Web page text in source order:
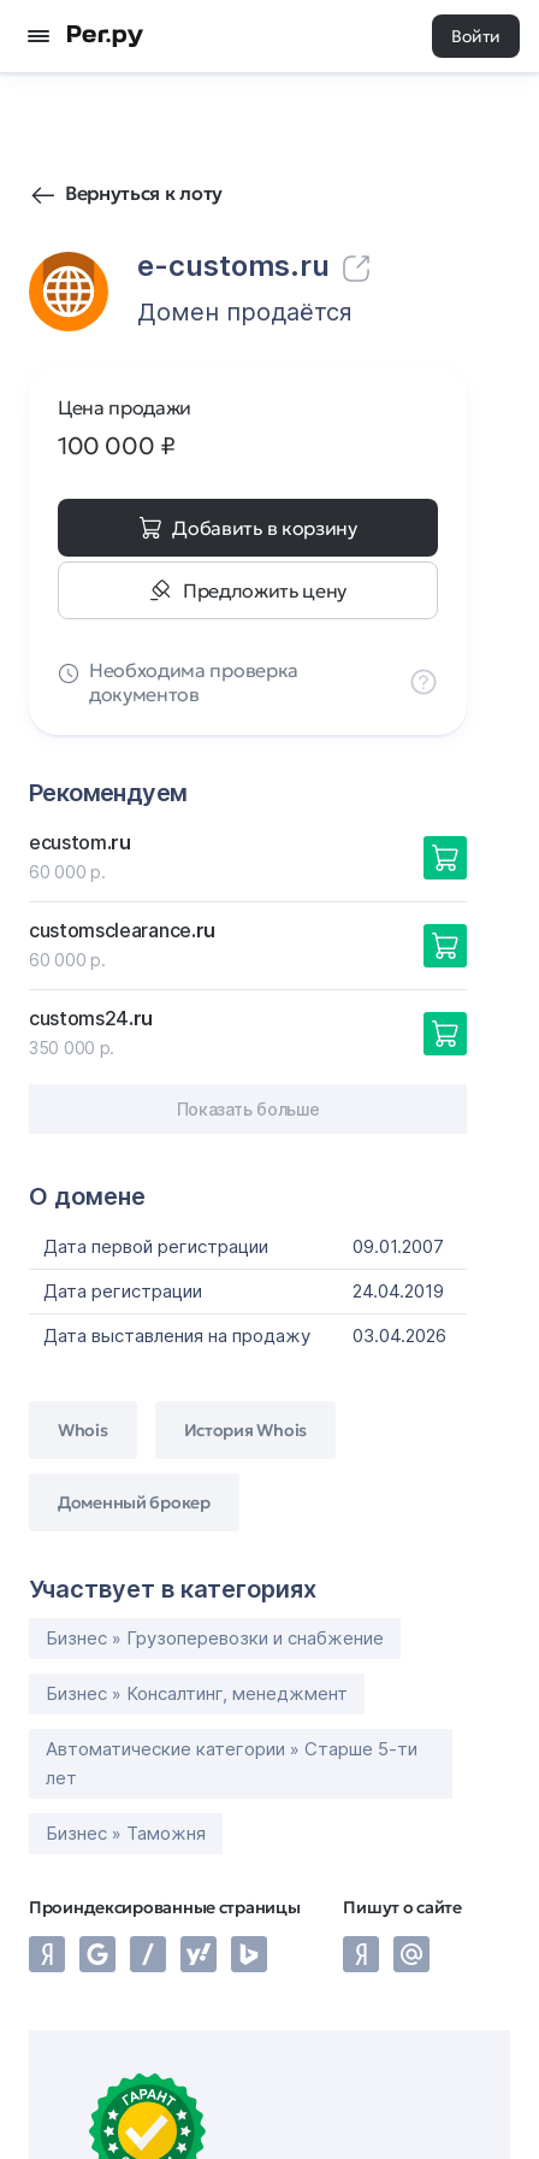
Войти
Вернуться к лоту
e-customs.ru
5 0
Домен продаётся
О домене
Дата первой регистрации
09.01.2007
Дата регистрации
24.04.2019
Дата выставления на продажу
03.04.2026
Whois История Whois
Доменный брокер
Участвует в категориях
Бизнес » Грузоперевозки и снабжение
Бизнес » Консалтинг, менеджмент
Автоматические категории » Старше 5-ти
лет
Бизнес » Таможня
Проиндексированные страницы Пишут о сайте
Цена продажи
100 000 ₽
Добавить в корзину
Предложить цену
Необходима проверка
документов
Рекомендуем
ecustom.ru
60 000 р.
customsclearance.ru
60 000 р.
customs24.ru
350 000 р.
Показать больше